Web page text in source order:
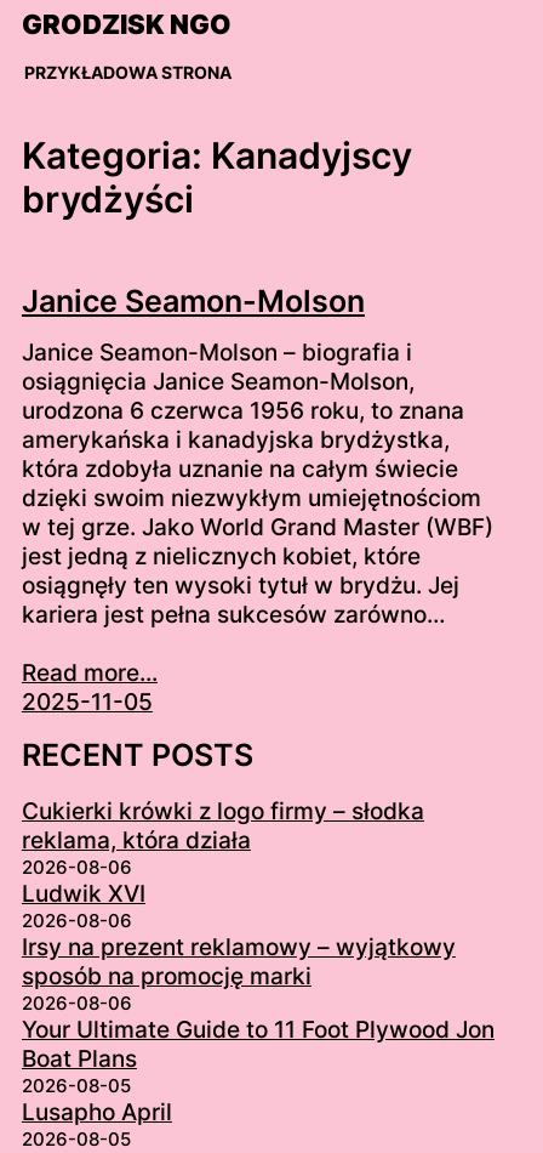
Skip
content
GRODZISK NGO
PRZYKŁADOWA STRONA
Kategoria: Kanadyjscy
brydżyści
Janice Seamon-Molson
Janice Seamon-Molson – biografia i
osiągnięcia Janice Seamon-Molson,
urodzona 6 czerwca 1956 roku, to znana
amerykańska i kanadyjska brydżystka,
która zdobyła uznanie na całym świecie
dzięki swoim niezwykłym umiejętnościom
w tej grze. Jako World Grand Master (WBF)
jest jedną z nielicznych kobiet, które
osiągnęły ten wysoki tytuł w brydżu. Jej
kariera jest pełna sukcesów zarówno…
Read more...
2025-11-05
RECENT POSTS
Cukierki krówki z logo firmy – słodka
reklama, która działa
2026-08-06
Ludwik XVI
2026-08-06
Irsy na prezent reklamowy – wyjątkowy
sposób na promocję marki
2026-08-06
Your Ultimate Guide to 11 Foot Plywood Jon
Boat Plans
2026-08-05
Lusapho April
2026-08-05